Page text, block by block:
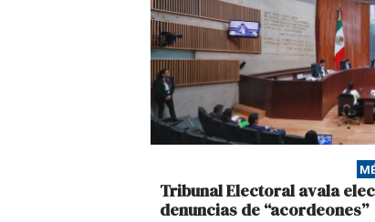
Tribunal Electoral avala
denuncias de “acordeones”